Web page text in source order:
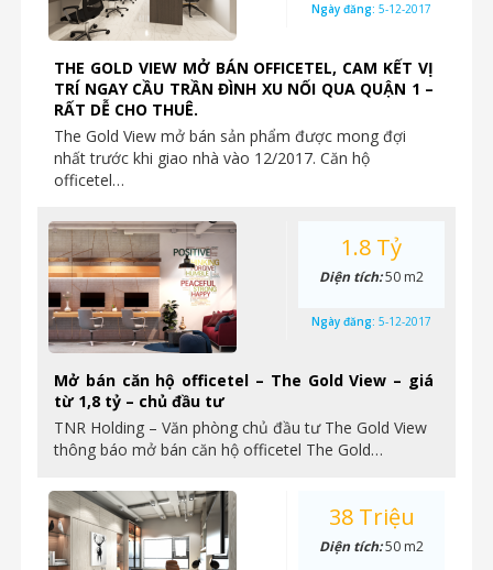
THE GOLD VIEW MỞ BÁN OFFICETEL, CAM KẾT VỊ
TRÍ NGAY CẦU TRẦN ĐÌNH XU NỐI QUA QUẬN 1 –
RẤT DỄ CHO THUÊ.
The Gold View mở bán sản phẩm được mong đợi
nhất trước khi giao nhà vào 12/2017. Căn hộ
officetel…
Ngày đăng: 5-12-2017
Mở bán căn hộ officetel – The Gold View – giá
từ 1,8 tỷ – chủ đầu tư
TNR Holding – Văn phòng chủ đầu tư The Gold View
thông báo mở bán căn hộ officetel The Gold…
1.8 Tỷ
Diện tích:50 m2
Ngày đăng: 5-12-2017
38 Triệu
Diện tích:50 m2